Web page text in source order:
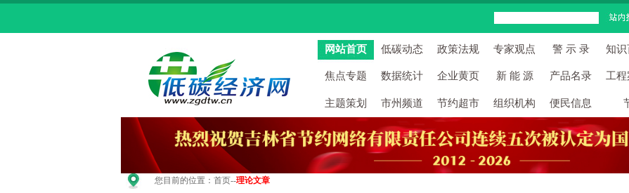
网站首页 低碳动态 政策法规 专家观点 警 示 录 知识
焦点专题 数据统计 企业黄页 新 能 源 产品名录 工程
主题策划 市州频道 节约超市 组织机构 便民信息
您目前的位置： 首页--理论文章